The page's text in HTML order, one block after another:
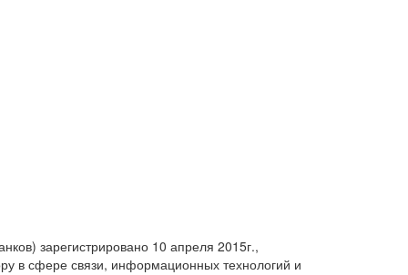
зарегистрировано 10 апреля 2015г.,
в сфере связи, информационных технологий и